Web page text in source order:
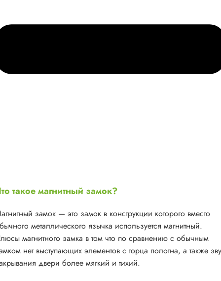
такое магнитный замок?
замок — это замок в конструкции которого вместо
металлического язычка используется магнитный.
магнитного замка в том что по сравнению с обычным
нет выступающих элементов с торца полотна, а также
двери более мягкий и тихий.